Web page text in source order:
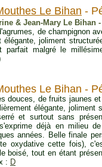
Le Bihan -
& Jean-Mary Le Bihan
de champignon
élégante, joliment
parfait malgré le
Le Bihan -
douces, de fruits jaunes
élégante,
et surtout sans
déjà en milieu
années. Belle finale
oxydative cette fois),
boisé, tout en étant
: D